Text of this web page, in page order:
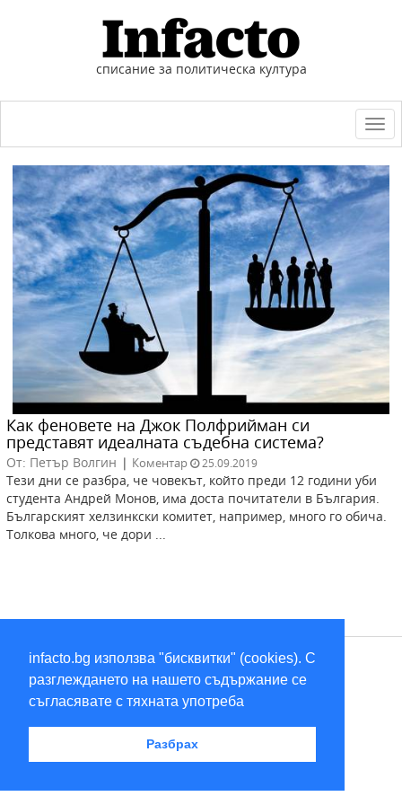
infacto.bg използва "бисквитки" (cookies). С
разглеждането на нашето съдържание се
съгласявате с тяхната употреба
Разбрах
списание за политическа култура
Как феновете на Джок Полфрийман си
представят идеалната съдебна система?
От: Петър Волгин | Коментар 25.09.2019
Тези дни се разбра, че човекът, който преди 12 години уби
студента Андрей Монов, има доста почитатели в България.
Българският хелзинкски комитет, например, много го обича.
Толкова много, че дори ...
RSS
2026 © infacto